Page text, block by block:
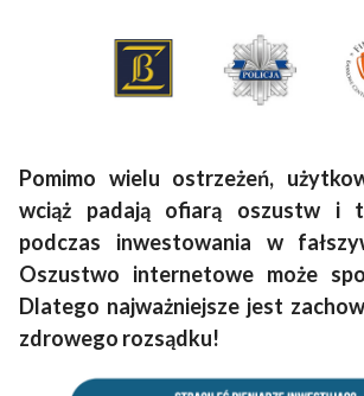
Pomimo wielu ostrzeżeń,
wciąż padają ofiarą oszustw i
podczas inwestowania w
Oszustwo internetowe może
Dlatego najważniejsze jest
zdrowego rozsądku!